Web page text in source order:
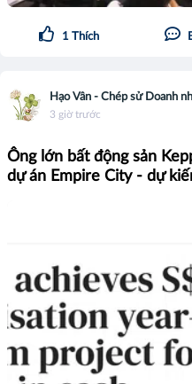
1 Thích
Hạo Vân - Chép sử Doanh
3 giờ trước
Ông lớn bất động sản
dự án Empire City - dự